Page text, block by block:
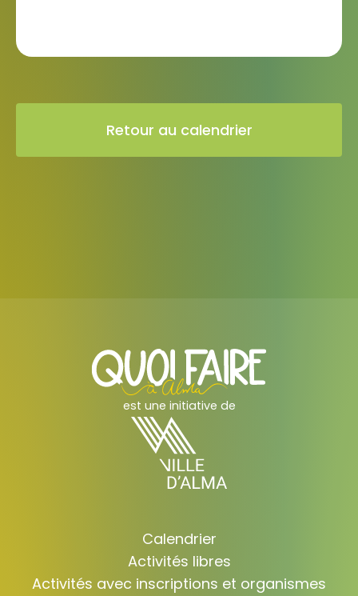
Retour au calendrier
est une initiative de
Calendrier
Activités libres
Activités avec inscriptions et organismes